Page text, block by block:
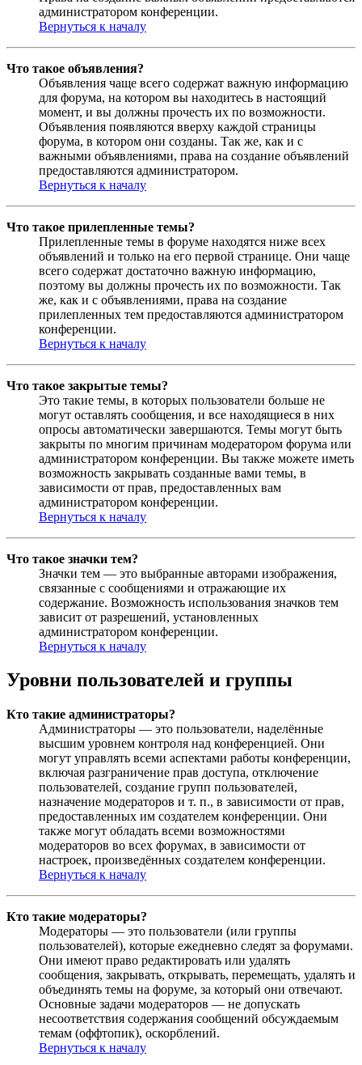
администратором конференции.
Вернуться к началу
Что такое объявления?
Объявления чаще всего содержат важную информацию
для форума, на котором вы находитесь в настоящий
момент, и вы должны прочесть их по возможности.
Объявления появляются вверху каждой страницы
форума, в котором они созданы. Так же, как и с
важными объявлениями, права на создание объявлений
предоставляются администратором.
Вернуться к началу
Что такое прилепленные темы?
Прилепленные темы в форуме находятся ниже всех
объявлений и только на его первой странице. Они чаще
всего содержат достаточно важную информацию,
поэтому вы должны прочесть их по возможности. Так
же, как и с объявлениями, права на создание
прилепленных тем предоставляются администратором
конференции.
Вернуться к началу
Что такое закрытые темы?
Это такие темы, в которых пользователи больше не
могут оставлять сообщения, и все находящиеся в них
опросы автоматически завершаются. Темы могут быть
закрыты по многим причинам модератором форума или
администратором конференции. Вы также можете иметь
возможность закрывать созданные вами темы, в
зависимости от прав, предоставленных вам
администратором конференции.
Вернуться к началу
Что такое значки тем?
Значки тем — это выбранные авторами изображения,
связанные с сообщениями и отражающие их
содержание. Возможность использования значков тем
зависит от разрешений, установленных
администратором конференции.
Вернуться к началу
Уровни пользователей и группы
Кто такие администраторы?
Администраторы — это пользователи, наделённые
высшим уровнем контроля над конференцией. Они
могут управлять всеми аспектами работы конференции,
включая разграничение прав доступа, отключение
пользователей, создание групп пользователей,
назначение модераторов и т. п., в зависимости от прав,
предоставленных им создателем конференции. Они
также могут обладать всеми возможностями
модераторов во всех форумах, в зависимости от
настроек, произведённых создателем конференции.
Вернуться к началу
Кто такие модераторы?
Модераторы — это пользователи (или группы
пользователей), которые ежедневно следят за форумами.
Они имеют право редактировать или удалять
сообщения, закрывать, открывать, перемещать, удалять и
объединять темы на форуме, за который они отвечают.
Основные задачи модераторов — не допускать
несоответствия содержания сообщений обсуждаемым
темам (оффтопик), оскорблений.
Вернуться к началу